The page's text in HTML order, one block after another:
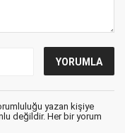
yazan kişiye
değildir. Her bir yorum